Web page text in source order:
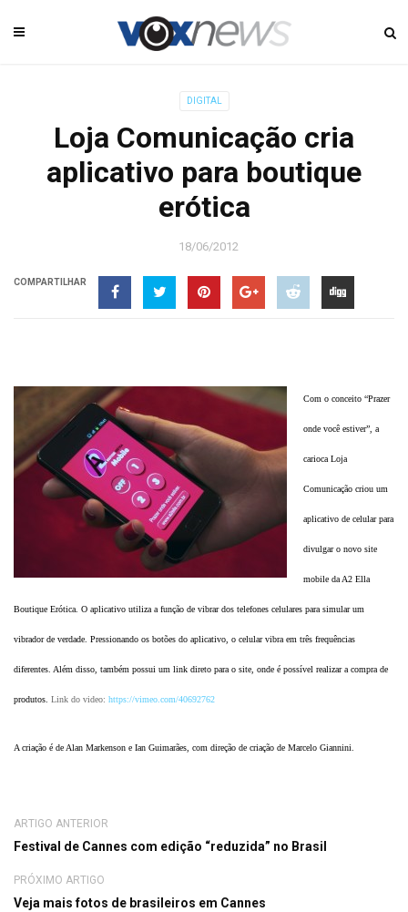
DIGITAL
Loja Comunicação cria
aplicativo para boutique
erótica
18/06/2012
COMPARTILHAR
Com o conceito “Prazer
onde você estiver”, a
carioca Loja
Comunicação criou um
aplicativo de celular para
divulgar o novo site
mobile da A2 Ella
Boutique Erótica. O aplicativo utiliza a função de vibrar dos telefones celulares para simular um
vibrador de verdade. Pressionando os botões do aplicativo, o celular vibra em três frequências
diferentes. Além disso, também possui um link direto para o site, onde é possível realizar a compra de
produtos. Link do video: https://vimeo.com/40692762
A criação é de Alan Markenson e Ian Guimarães, com direção de criação de Marcelo Giannini.
ARTIGO ANTERIOR
Festival de Cannes com edição “reduzida” no Brasil
PRÓXIMO ARTIGO
Veja mais fotos de brasileiros em Cannes